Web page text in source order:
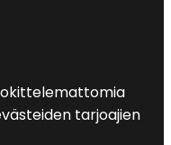
tarjoajien